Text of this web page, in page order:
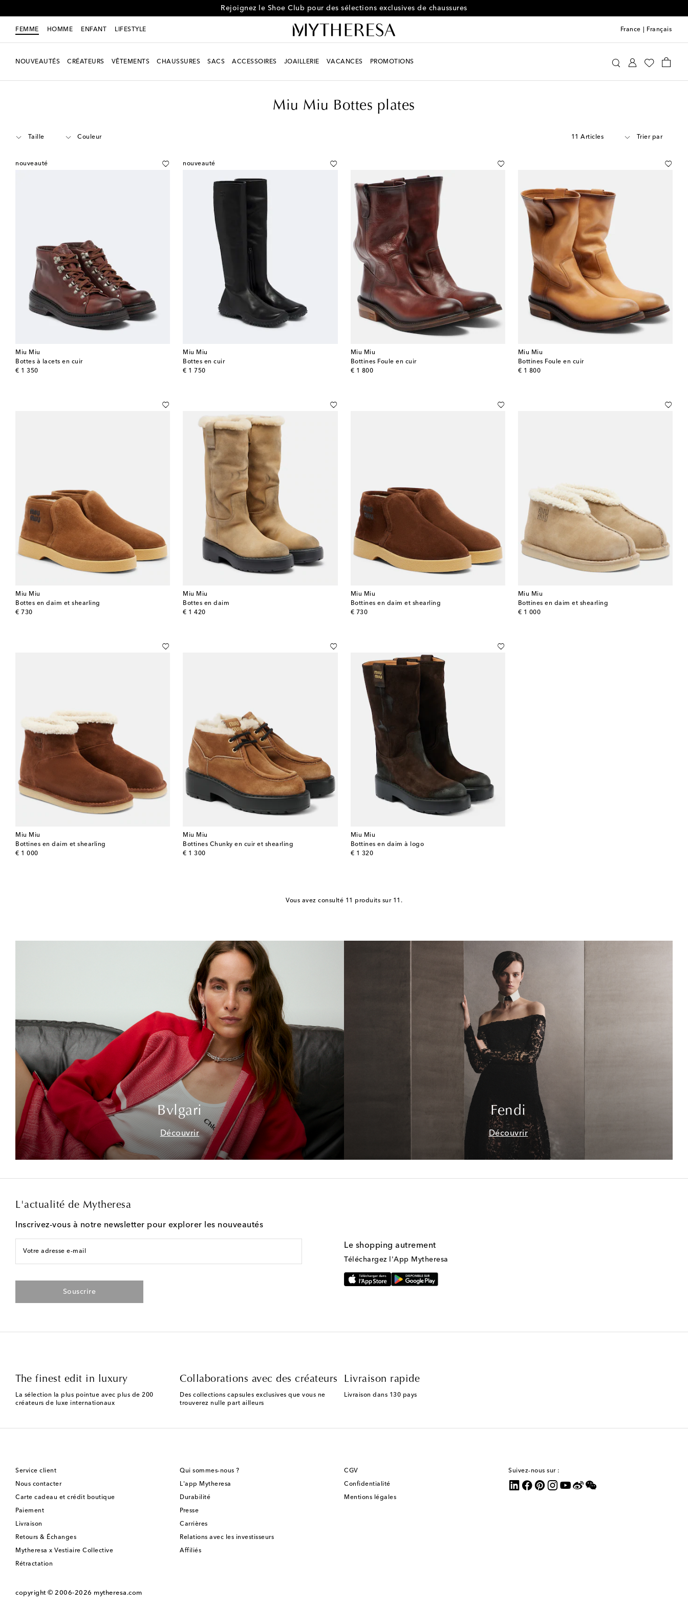
Rejoignez le Shoe Club pour des sélections exclusives de chaussures
FEMME HOMME ENFANT LIFESTYLE France Français
NOUVEAUTÉS CRÉATEURS VÊTEMENTS CHAUSSURES SACS ACCESSOIRES JOAILLERIE VACANCES PROMOTIONS
Miu Miu Bottes plates
Taille Couleur 11 Articles Trier par
nouveauté
Miu Miu
Bottes à lacets en cuir
€ 1 350
original price
nouveauté
Miu Miu
Bottes en cuir
€ 1 750
original price
Miu Miu
Bottines Foule en cuir
€ 1 800
original price
Miu Miu
Bottines Foule en cuir
€ 1 800
original price
Miu Miu
Bottes en daim et shearling
€ 730
original price
Miu Miu
Bottes en daim
€ 1 420
original price
Miu Miu
Bottines en daim et shearling
€ 730
original price
Miu Miu
Bottines en daim et shearling
€ 1 000
original price
Miu Miu
Bottines en daim et shearling
€ 1 000
original price
Miu Miu
Bottines Chunky en cuir et shearling
€ 1 300
original price
Miu Miu
Bottines en daim à logo
€ 1 320
original price
Vous avez consulté 11 produits sur 11.
Bvlgari
Découvrir
Fendi
Découvrir
L'actualité de Mytheresa
Inscrivez-vous à notre newsletter pour explorer les nouveautés
Votre adresse e-mail
Souscrire
Le shopping autrement
Téléchargez l'App Mytheresa
The finest edit in luxury
La sélection la plus pointue avec plus de 200
créateurs de luxe internationaux
Collaborations avec des créateurs
Des collections capsules exclusives que vous ne
trouverez nulle part ailleurs
Livraison rapide
Livraison dans 130 pays
Service client
Nous contacter
Carte cadeau et crédit boutique
Paiement
Livraison
Retours & Échanges
Mytheresa x Vestiaire Collective
Rétractation
Qui sommes-nous ?
L'app Mytheresa
Durabilité
Presse
Carrières
Relations avec les investisseurs
Affiliés
CGV
Confidentialité
Mentions légales
Suivez-nous sur :
copyright © 2006-2026 mytheresa.com